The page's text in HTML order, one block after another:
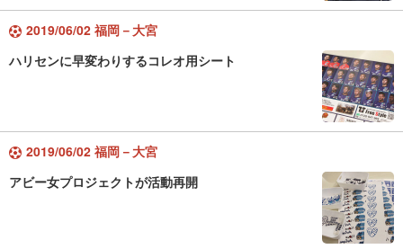
2019/06/02 福岡－大宮
ハリセンに早変わりするコレオ用シート
2019/06/02 福岡－大宮
アビー女プロジェクトが活動再開